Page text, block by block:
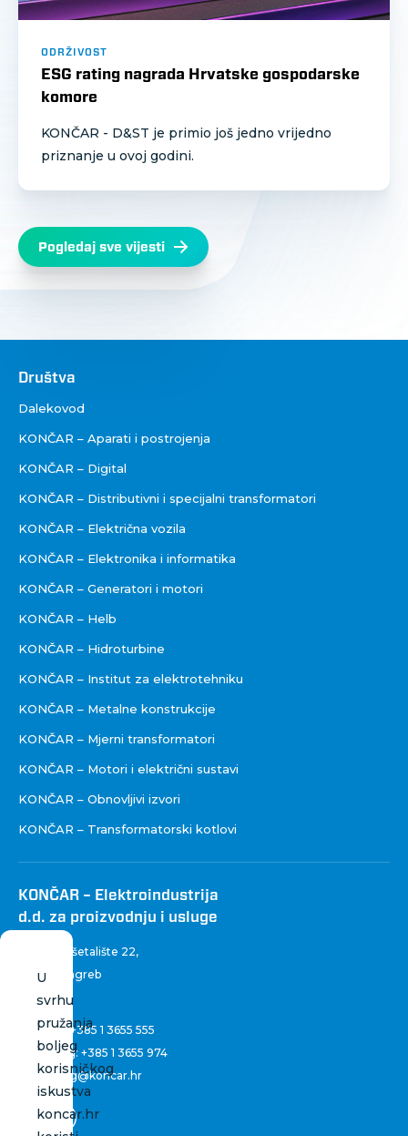
ODRŽIVOST
ESG rating nagrada Hrvatske gospodarske
komore
KONČAR - D&ST je primio još jedno vrijedno
priznanje u ovoj godini.
Pogledaj sve vijesti
Društva
Društva
Dalekovod
KONČAR – Aparati i postrojenja
KONČAR – Digital
KONČAR – Distributivni i specijalni transformatori
KONČAR – Električna vozila
KONČAR – Elektronika i informatika
KONČAR – Generatori i motori
KONČAR – Helb
KONČAR – Hidroturbine
KONČAR – Institut za elektrotehniku
KONČAR – Metalne konstrukcije
KONČAR – Mjerni transformatori
KONČAR – Motori i električni sustavi
KONČAR – Obnovljivi izvori
KONČAR – Transformatorski kotlovi
KONČAR – Elektroindustrija
d.d. za proizvodnju i usluge
Fallerovo šetalište 22,
10 000 Zagreb
Hrvatska
Centrala:+385 1 3655 555
Marketing: +385 1 3655 974
marketing@koncar.hr
U
svrhu
pružanja
boljeg
korisničkog
iskustva
koncar.hr